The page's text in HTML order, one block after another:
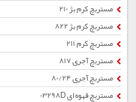
مستربچ کرم بژ 210
مستربچ کرم بژ 822
مستربچ کرم 211
مستربچ آجری 817
مستربچ آجری 80/24
مستربچ قهوه ای 03298D